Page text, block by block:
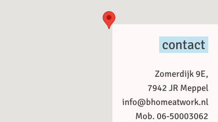
contact
Zomerdijk 9E,
7942 JR Meppel
info@bhomeatwork.nl
Mob. 06-50003062